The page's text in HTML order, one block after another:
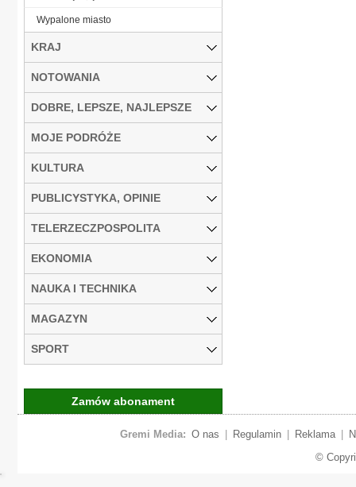
Wypalone miasto
KRAJ
NOTOWANIA
DOBRE, LEPSZE, NAJLEPSZE
MOJE PODRÓŻE
KULTURA
PUBLICYSTYKA, OPINIE
TELERZECZPOSPOLITA
EKONOMIA
NAUKA I TECHNIKA
MAGAZYN
SPORT
Zamów abonament
Gremi Media: O nas Regulamin Reklama
©